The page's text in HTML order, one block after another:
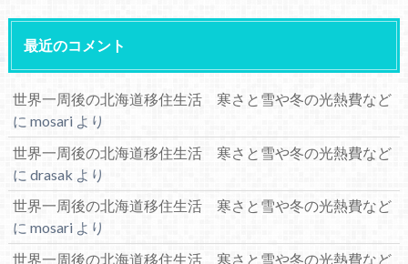
最近のコメント
世界一周後の北海道移住生活 寒さと雪や冬の光熱費など
に mosari より
世界一周後の北海道移住生活 寒さと雪や冬の光熱費など
に drasak より
世界一周後の北海道移住生活 寒さと雪や冬の光熱費など
に mosariより
世界一周後の北海道移住生活 寒さと雪や冬の光熱費など